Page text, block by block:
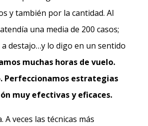
y también por la cantidad. Al
una media de 200 casos;
destajo…y lo digo en un sentido
muchas horas de vuelo.
Perfeccionamos estrategias
muy efectivas y eficaces.
A veces las técnicas más